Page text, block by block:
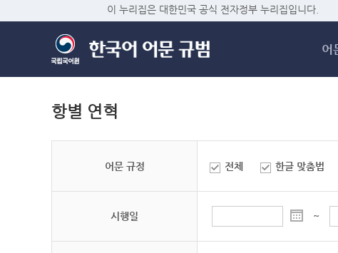
이 누리집은 대한민국 공식 전자정부 누리집입니다.
어
항별 연혁
어문 규정 전체 한글 맞춤법
시행일 ~